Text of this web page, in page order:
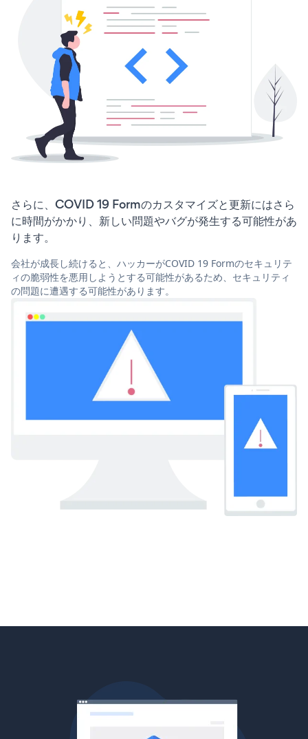
さらに、COVID 19 Formのカスタマイズと更新にはさら
に時間がかかり、新しい問題やバグが発生する可能性があ
ります。
会社が成長し続けると、ハッカーがCOVID 19 Formのセキュリテ
ィの脆弱性を悪用しようとする可能性があるため、セキュリティ
の問題に遭遇する可能性があります。